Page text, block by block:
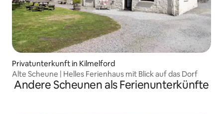
Privatunterkunft in Kilmelford
Alte Scheune | Helles Ferienhaus mit Blick auf das Dorf
Andere Scheunen als Ferienunterkünfte